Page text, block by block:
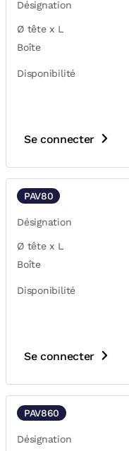
Désignation
Ø tête x L
Boîte
Disponibilité
Se connecter
PAV80
Désignation
Ø tête x L
Boîte
Disponibilité
Se connecter
PAV860
Désignation